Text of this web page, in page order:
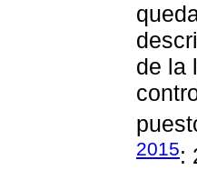
de la
2015: